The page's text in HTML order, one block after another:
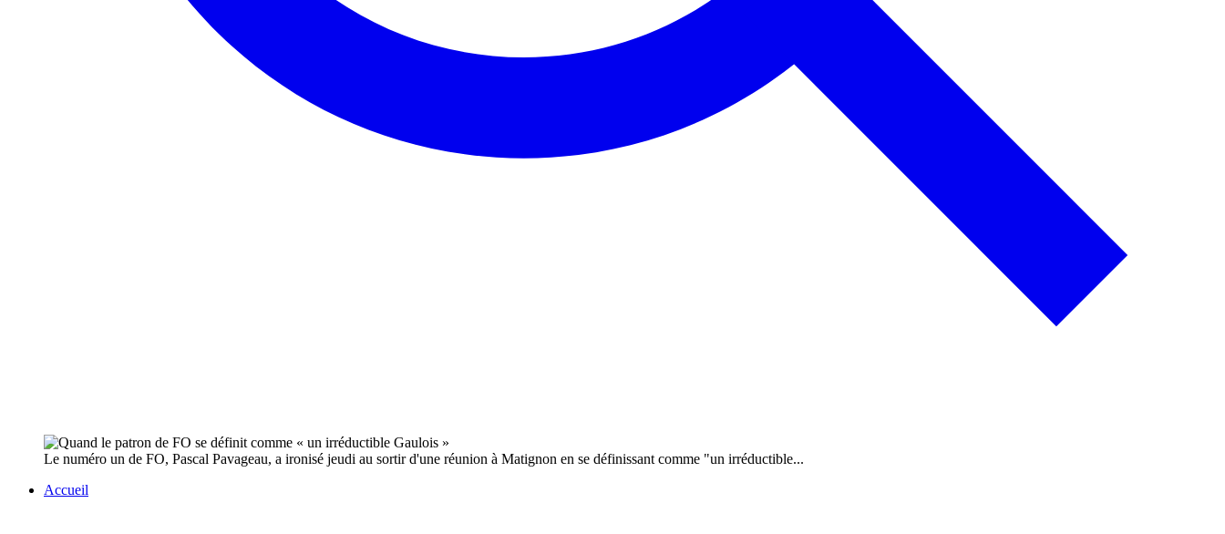
Le numéro un de FO, Pascal Pavageau, a ironisé jeudi au sortir d'une réunion à Matignon en se définissant comme "un irréductible...
Accueil